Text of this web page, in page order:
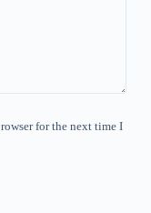
for the next time I